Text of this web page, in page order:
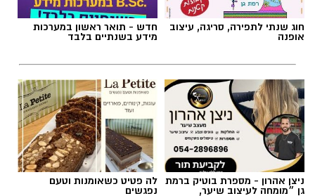
ניצן אהרון - מספרת בוטיק ברמת
גן ״מומחה לעיצוב שיער,
החלקות, וצבעים״
לה פטיט כשאומנות וטעם
נפגשים
ספורט